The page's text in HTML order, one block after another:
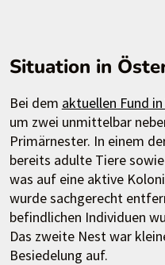
Situation in
Bei dem aktuellen Fund
um zwei unmittelbar
Primärnester. In einem
bereits adulte Tiere
was auf eine aktive
wurde sachgerecht
befindlichen Individuen
Das zweite Nest war
Besiedelung auf.